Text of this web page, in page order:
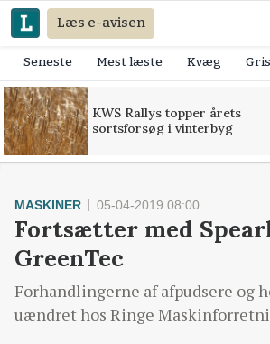
Læs e-avisen
Seneste Mest læste Kvæg
KWS Rallys topper årets
sortsforsøg i vinterbyg
MASKINER 05-04-2019 08:00
Fortsætter med
GreenTec
Forhandlingerne af afpudsere og
uændret hos Ringe